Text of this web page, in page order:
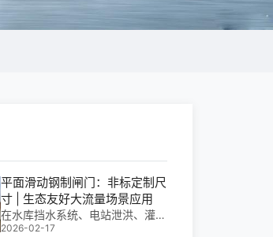
平面滑动钢制闸门：非标定制尺
寸 | 生态友好大流量场景应用
在水库挡水系统、电站泄洪、灌溉
渠道控制与城市防洪工程中，如何
2026-02-17